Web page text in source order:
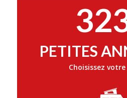
PETITES
Choisissez